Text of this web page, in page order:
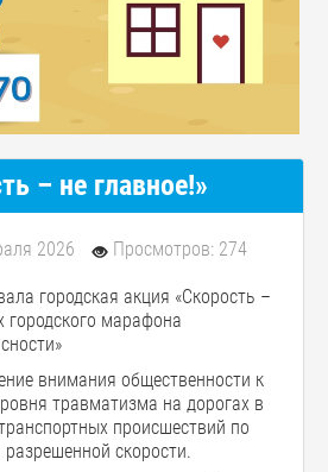
– не главное!»
2026 Просмотров: 274
городская акция «Скорость –
городского марафона
внимания общественности к
травматизма на дорогах в
происшествий по
скорости.